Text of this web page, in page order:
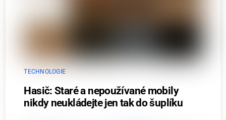
TECHNOLOGIE
Hasič: Staré a nepoužívané mobily
nikdy neukládejte jen tak do šuplíku